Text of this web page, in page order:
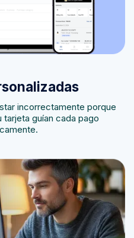
incorrectamente porque
guían cada pago